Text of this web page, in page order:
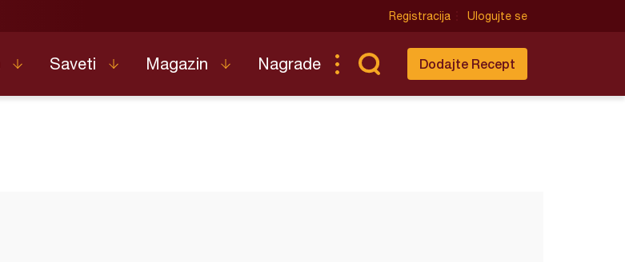
Registracija Ulogujte se
Saveti Magazin Nagrade Dodajte Recept